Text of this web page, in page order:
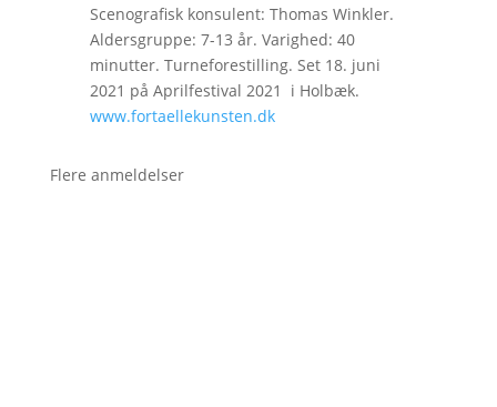
Scenografisk konsulent: Thomas Winkler.
Aldersgruppe: 7-13 år. Varighed: 40
minutter. Turneforestilling. Set 18. juni
2021 på Aprilfestival 2021 i Holbæk.
www.fortaellekunsten.dk
Flere anmeldelser